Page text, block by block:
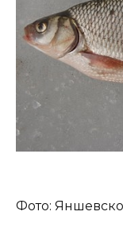
Фото: